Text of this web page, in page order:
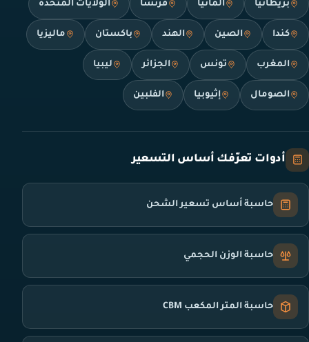
بريطانيا ألمانيا فرنسا الولايات المتحدة
كندا الصين الهند باكستان ماليزيا
المغرب تونس الجزائر ليبيا
الصومال إثيوبيا الفلبين
أدوات تعرّفك أساس التسعير
حاسبة أساس تسعير الشحن
حاسبة الوزن الحجمي
حاسبة المتر المكعب CBM